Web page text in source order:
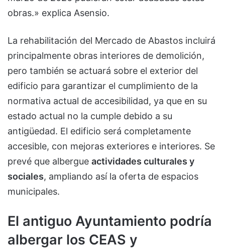
obras.» explica Asensio.
La rehabilitación del Mercado de Abastos incluirá
principalmente obras interiores de demolición,
pero también se actuará sobre el exterior del
edificio para garantizar el cumplimiento de la
normativa actual de accesibilidad, ya que en su
estado actual no la cumple debido a su
antigüedad. El edificio será completamente
accesible, con mejoras exteriores e interiores. Se
prevé que albergue actividades culturales y
sociales, ampliando así la oferta de espacios
municipales.
El antiguo Ayuntamiento podría
albergar los CEAS y